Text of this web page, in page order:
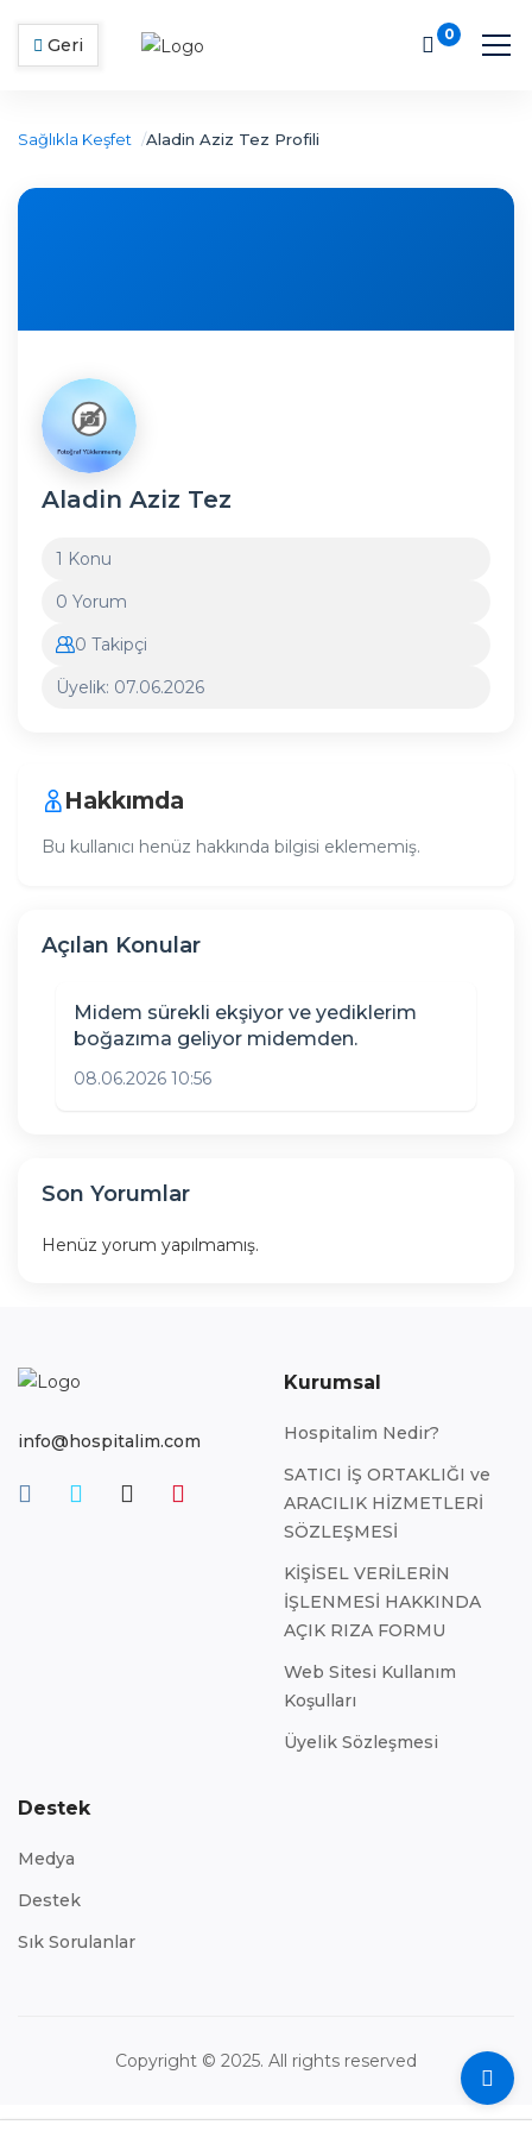
Geri
0
Sağlıkla Keşfet Aladin Aziz Tez Profili
Aladin Aziz Tez
1 Konu
0 Yorum
0 Takipçi
Üyelik: 07.06.2026
Hakkımda
Bu kullanıcı henüz hakkında bilgisi eklememiş.
Açılan Konular
Midem sürekli ekşiyor ve yediklerim
boğazıma geliyor midemden.
08.06.2026 10:56
Son Yorumlar
Henüz yorum yapılmamış.
info@hospitalim.com
Kurumsal
Hospitalim Nedir?
SATICI İŞ ORTAKLIĞI ve
ARACILIK HİZMETLERİ
SÖZLEŞMESİ
KİŞİSEL VERİLERİN
İŞLENMESİ HAKKINDA
AÇIK RIZA FORMU
Web Sitesi Kullanım
Koşulları
Üyelik Sözleşmesi
Destek
Medya
Destek
Sık Sorulanlar
Copyright © 2025. All rights reserved